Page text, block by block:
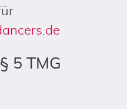
5 TMG